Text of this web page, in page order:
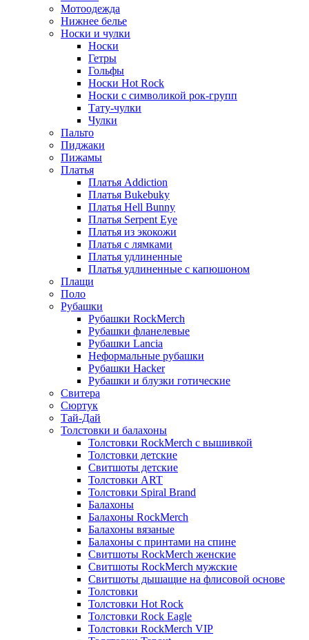
Мотоодежда
Нижнее белье
Носки и чулки
Носки
Гетры
Гольфы
Носки Hot Rock
Носки с символикой рок-групп
Тату-чулки
Чулки
Пальто
Пиджаки
Пижамы
Платья
Платья Addiction
Платья Bukebuky
Платья Hell Bunny
Платья Serpent Eye
Платья из экокожи
Платья с лямками
Платья удлиненные
Платья удлиненные с капюшоном
Плащи
Поло
Рубашки
Рубашки RockMerch
Рубашки фланелевые
Рубашки Lancia
Неформальные рубашки
Рубашки Hacker
Рубашки и блузки готические
Свитера
Сюртук
Тай-Дай
Толстовки и балахоны
Толстовки RockMerch с вышивкой
Толстовки детские
Свитшоты детские
Толстовки ART
Толстовки Spiral Brand
Балахоны
Балахоны RockMerch
Балахоны вязаные
Балахоны с принтами на спине
Свитшоты RockMerch женские
Свитшоты RockMerch мужские
Свитшоты дышащие на флисовой основе
Толстовки
Толстовки Hot Rock
Толстовки Rock Eagle
Толстовки RockMerch VIP